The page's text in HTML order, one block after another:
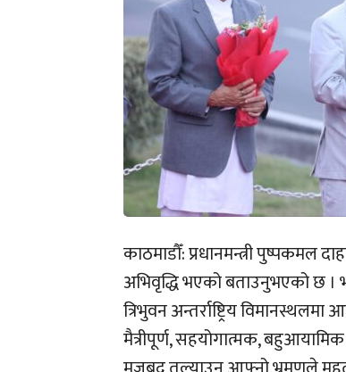
काठमाडौँ: प्रधानमन्त्री पुष्पकमल
अभिवृद्धि भएको बताउनुभएको छ
त्रिभुवन अन्तर्राष्ट्रिय
मैत्रीपूर्ण, सहयोगात्मक,